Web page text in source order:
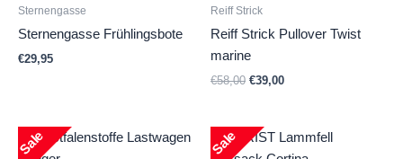
Sternengasse
Sternengasse Frühlingsbote
€29,95
Reiff Strick
Reiff Strick Pullover Twist
marine
€58,00 Ursprünglicher
€58,00
€39,00Aktueller
Sale Sale